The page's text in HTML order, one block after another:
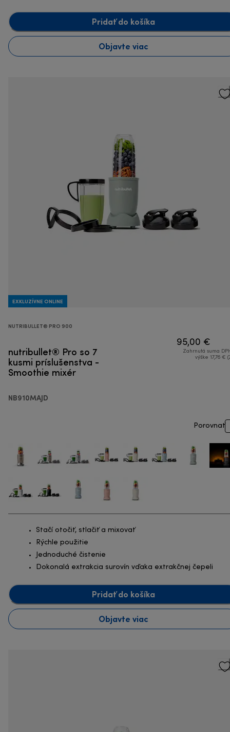
Pridať do košíka
Objavte viac
EXKLUZÍVNE ONLINE
NUTRIBULLET® PRO 900
nutribullet® Pro so 7
kusmi príslušenstva -
Smoothie mixér
NB910MAJD
95,00 €
Zahrnutá suma
výške 17,76 €
Porovnať
Stačí otočiť, stlačiť a mixovať
Rýchle použitie
Jednoduché čistenie
Dokonalá extrakcia surovín vďaka extrakčnej čepeli
Pridať do košíka
Objavte viac